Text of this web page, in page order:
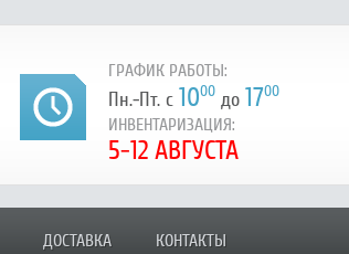
ГРАФИК РАБОТЫ:
Пн.-Пт. с 1000 до 1700
ИНВЕНТАРИЗАЦИЯ:
5-12 АВГУСТА
ДОСТАВКА КОНТАКТЫ